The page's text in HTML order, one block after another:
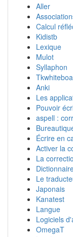
Aller
Calcul
Kidistb
Lexique
Mulot
Syllaphon
Anki
Les
Pouvoir
aspell :
Écrire en
Activer la
La
Le
Japonais
Kanatest
Langue
Logiciels
OmegaT